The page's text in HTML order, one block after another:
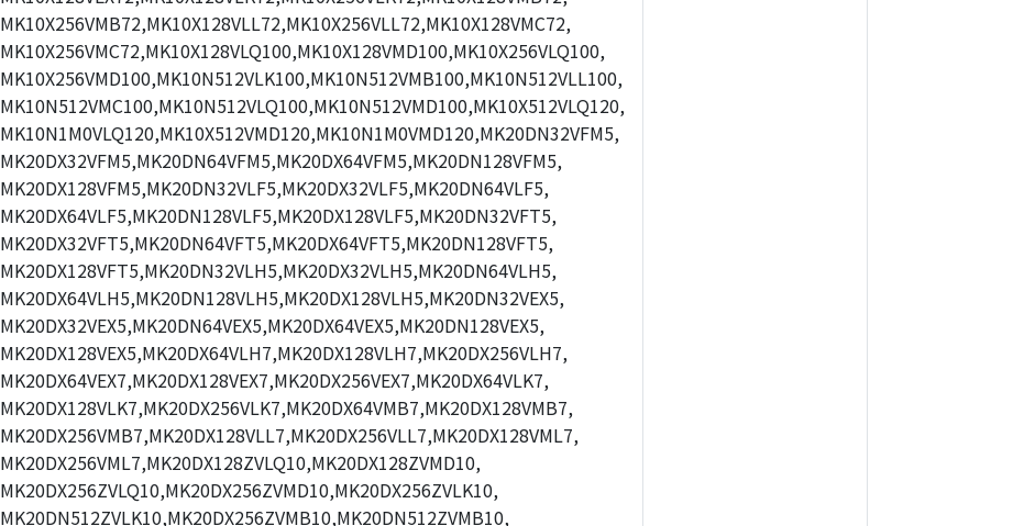
MK10X256VMB72,MK10X128VLL72,MK10X256VLL72,MK10X128VMC72,
MK10X256VMC72,MK10X128VLQ100,MK10X128VMD100,MK10X256VLQ100,
MK10X256VMD100,MK10N512VLK100,MK10N512VMB100,MK10N512VLL100,
MK10N512VMC100,MK10N512VLQ100,MK10N512VMD100,MK10X512VLQ120,
MK10N1M0VLQ120,MK10X512VMD120,MK10N1M0VMD120,MK20DN32VFM5,
MK20DX32VFM5,MK20DN64VFM5,MK20DX64VFM5,MK20DN128VFM5,
MK20DX128VFM5,MK20DN32VLF5,MK20DX32VLF5,MK20DN64VLF5,
MK20DX64VLF5,MK20DN128VLF5,MK20DX128VLF5,MK20DN32VFT5,
MK20DX32VFT5,MK20DN64VFT5,MK20DX64VFT5,MK20DN128VFT5,
MK20DX128VFT5,MK20DN32VLH5,MK20DX32VLH5,MK20DN64VLH5,
MK20DX64VLH5,MK20DN128VLH5,MK20DX128VLH5,MK20DN32VEX5,
MK20DX32VEX5,MK20DN64VEX5,MK20DX64VEX5,MK20DN128VEX5,
MK20DX128VEX5,MK20DX64VLH7,MK20DX128VLH7,MK20DX256VLH7,
MK20DX64VEX7,MK20DX128VEX7,MK20DX256VEX7,MK20DX64VLK7,
MK20DX128VLK7,MK20DX256VLK7,MK20DX64VMB7,MK20DX128VMB7,
MK20DX256VMB7,MK20DX128VLL7,MK20DX256VLL7,MK20DX128VML7,
MK20DX256VML7,MK20DX128ZVLQ10,MK20DX128ZVMD10,
MK20DX256ZVLQ10,MK20DX256ZVMD10,MK20DX256ZVLK10,
MK20DN512ZVLK10,MK20DX256ZVMB10,MK20DN512ZVMB10,